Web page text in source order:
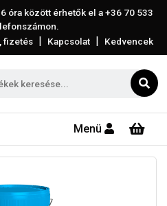
óra között érhetők el a+36 70 533
fizetés | Kapcsolat | Kedvencek
Menü